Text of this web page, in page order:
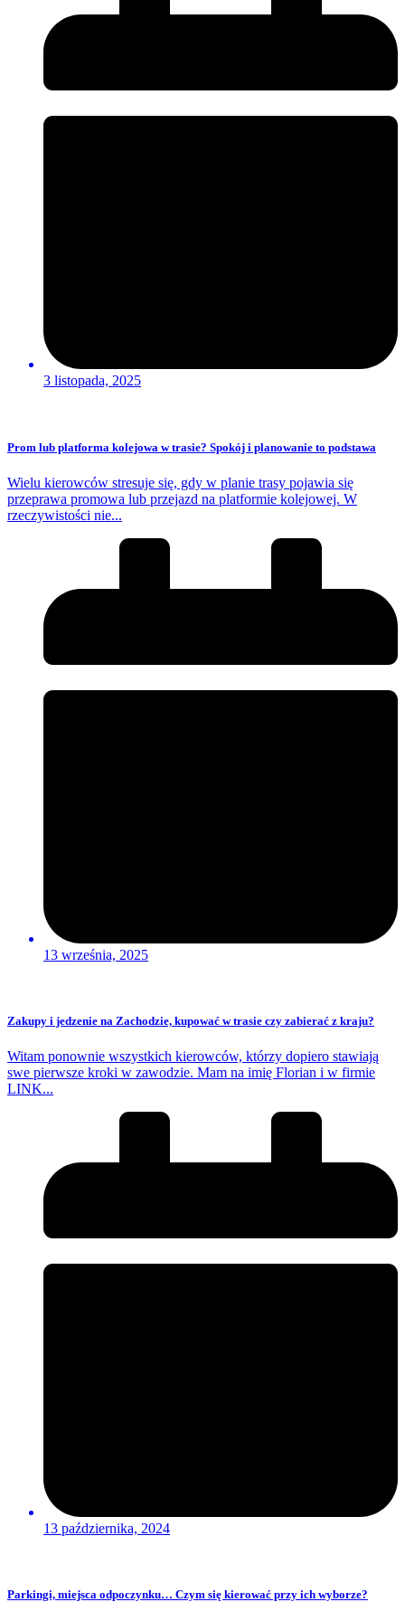
3 listopada, 2025
Prom lub platforma kolejowa w trasie? Spokój i planowanie to podstawa
Wielu kierowców stresuje się, gdy w planie trasy pojawia się
przeprawa promowa lub przejazd na platformie kolejowej. W
rzeczywistości nie...
13 września, 2025
Zakupy i jedzenie na Zachodzie, kupować w trasie czy zabierać z kraju?
Witam ponownie wszystkich kierowców, którzy dopiero stawiają
swe pierwsze kroki w zawodzie. Mam na imię Florian i w firmie
LINK...
13 października, 2024
Parkingi, miejsca odpoczynku… Czym się kierować przy ich wyborze?